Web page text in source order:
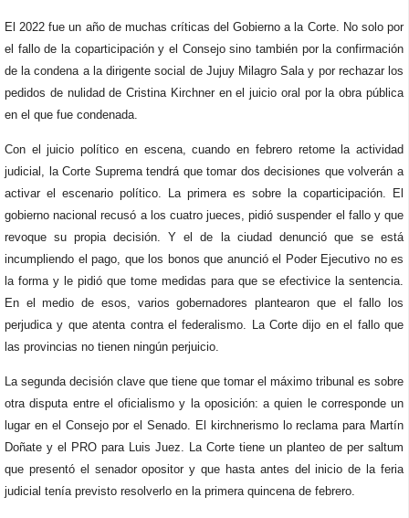
El 2022 fue un año de muchas críticas del Gobierno a la Corte. No solo por
el fallo de la coparticipación y el Consejo sino también por la confirmación
de la condena a la dirigente social de Jujuy Milagro Sala y por rechazar los
pedidos de nulidad de Cristina Kirchner en el juicio oral por la obra pública
en el que fue condenada.
Con el juicio político en escena, cuando en febrero retome la actividad
judicial, la Corte Suprema tendrá que tomar dos decisiones que volverán a
activar el escenario político. La primera es sobre la coparticipación. El
gobierno nacional recusó a los cuatro jueces, pidió suspender el fallo y que
revoque su propia decisión. Y el de la ciudad denunció que se está
incumpliendo el pago, que los bonos que anunció el Poder Ejecutivo no es
la forma y le pidió que tome medidas para que se efectivice la sentencia.
En el medio de esos, varios gobernadores plantearon que el fallo los
perjudica y que atenta contra el federalismo. La Corte dijo en el fallo que
las provincias no tienen ningún perjuicio.
La segunda decisión clave que tiene que tomar el máximo tribunal es sobre
otra disputa entre el oficialismo y la oposición: a quien le corresponde un
lugar en el Consejo por el Senado. El kirchnerismo lo reclama para Martín
Doñate y el PRO para Luis Juez. La Corte tiene un planteo de per saltum
que presentó el senador opositor y que hasta antes del inicio de la feria
judicial tenía previsto resolverlo en la primera quincena de febrero.